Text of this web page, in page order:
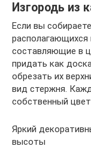
Изгородь из
Если вы
располагающихся
составляющие в
придать как
обрезать их
вид стержня.
собственный
Яркий
высоты